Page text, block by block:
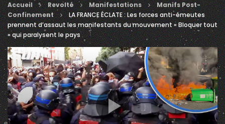
Accueil Revolté Manifestations
Manifs Post-
Confinement
LA FRANCE ÉCLATE : Les forces anti-émeutes
prennent d’assaut les manifestants du mouvement « Bloquer tout
» qui paralysent le pays